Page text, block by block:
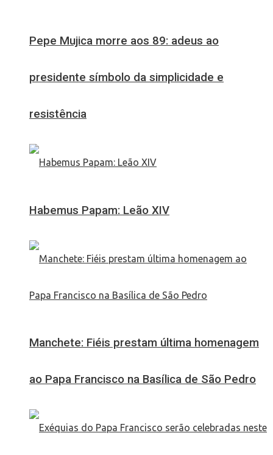
Pepe Mujica morre aos 89: adeus ao
presidente símbolo da simplicidade e
resistência
Habemus Papam: Leão XIV
Manchete: Fiéis prestam última homenagem
ao Papa Francisco na Basílica de São Pedro